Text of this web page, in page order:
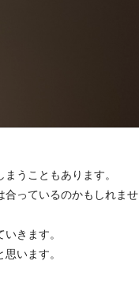
うこともあります。
合っているのかもしれませ
きます。
います。